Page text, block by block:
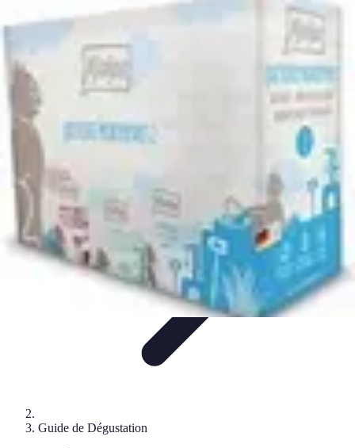
Dégustation Liqueurs
Dégustation
GastronomiquesTechniques de Dégustation
Accords Mets et
Liqueurs
Dégustation Liqueurs
Guide de Dégustation